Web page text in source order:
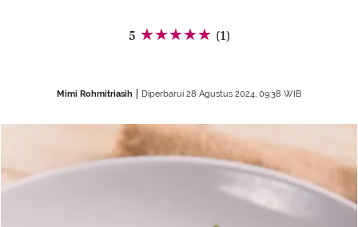
5 (1)
Mimi Rohmitriasih Diperbarui 28 Agustus 2024, 09:38 WIB